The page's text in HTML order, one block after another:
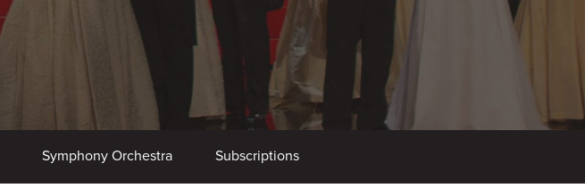
Symphony Orchestra Subscriptions